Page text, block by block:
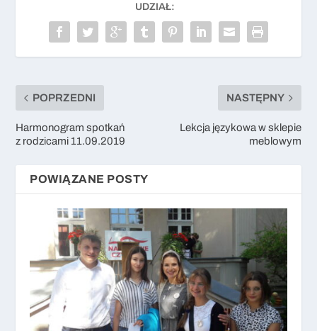
UDZIAŁ:
POPRZEDNI
Harmonogram spotkań
z rodzicami 11.09.2019
NASTĘPNY
Lekcja językowa w sklepie
meblowym
POWIĄZANE POSTY